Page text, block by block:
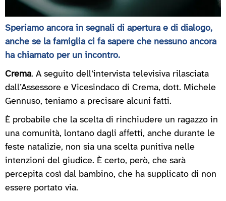
Speriamo ancora in segnali di apertura e di dialogo,
anche se la famiglia ci fa sapere che nessuno ancora
ha chiamato per un incontro.
Crema. A seguito dell’intervista televisiva rilasciata
dall’Assessore e Vicesindaco di Crema, dott. Michele
Gennuso, teniamo a precisare alcuni fatti.
È probabile che la scelta di rinchiudere un ragazzo in
una comunità, lontano dagli affetti, anche durante le
feste natalizie, non sia una scelta punitiva nelle
intenzioni del giudice. È certo, però, che sarà
percepita così dal bambino, che ha supplicato di non
essere portato via.